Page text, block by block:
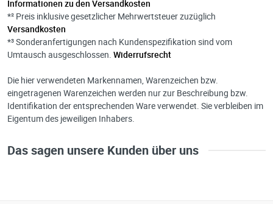
Informationen zu den Versandkosten
*² Preis inklusive gesetzlicher Mehrwertsteuer zuzüglich
Versandkosten
*³ Sonderanfertigungen nach Kundenspezifikation sind vom
Umtausch ausgeschlossen. Widerrufsrecht
Die hier verwendeten Markennamen, Warenzeichen bzw.
eingetragenen Warenzeichen werden nur zur Beschreibung bzw.
Identifikation der entsprechenden Ware verwendet. Sie verbleiben im
Eigentum des jeweiligen Inhabers.
Das sagen unsere Kunden über uns